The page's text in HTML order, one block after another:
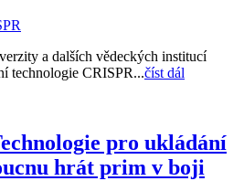
a dalších vědeckých institucí
technologie CRISPR...číst dál
pro ukládání
hrát prim v boji